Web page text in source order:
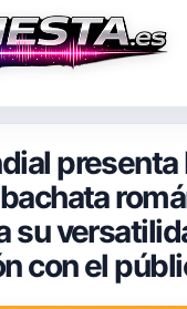
presenta
su
con el